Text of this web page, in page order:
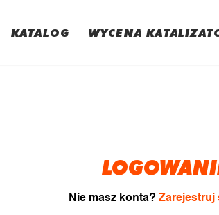
KATALOG WYCENA
Nie masz konta? Zarejestruj